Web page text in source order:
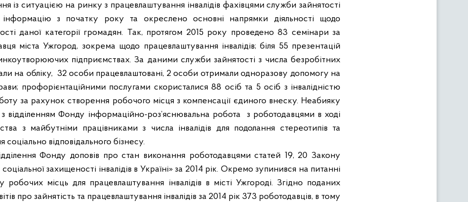
із ситуацією на ринку з працевлаштування інвалідів фахівцями служби зайнятості
з початку року та окреслено основні напрямки діяльності щодо
даної категорії громадян. Так, протягом 2015 року проведено 83 семінари за
міста Ужгород, зокрема щодо працевлаштування інвалідів; біля 55 презентацій
підприємствах. За даними служби зайнятості з числа безробітних
на обліку, 32 особи працевлаштовані, 2 особи отримали одноразову допомогу на
профорієнтаційними послугами скористалися 88 осіб та 5 осіб з інвалідністю
за рахунок створення робочого місця з компенсації єдиного внеску. Неабияку
з відділенням Фонду інформаційно-роз’яснювальна робота
з роботодавцями в ході
з майбутніми працівниками з числа інвалідів для подолання стереотипів та
відповідального бізнесу.
Фонду доповів про стан виконання роботодавцями статей 19, 20 Закону
захищеності інвалідів в Україні» за 2014 рік. Окремо зупинився на питанні
робочих місць для працевлаштування інвалідів в місті Ужгороді. Згідно поданих
про зайнятість та працевлаштування інвалідів за 2014 рік 373 роботодавців, в тому